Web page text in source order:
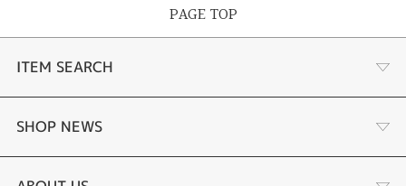
-パーフェックス(JIS1種耐磁、衝撃検知機能、針自動補正機能)
PAGE TOP
ITEM SEARCH
婚約指輪
結婚指輪
SHOP NEWS